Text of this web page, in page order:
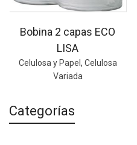
Bobina 2 capas ECO
LISA
Celulosa y Papel , Celulosa
Variada
Categorías